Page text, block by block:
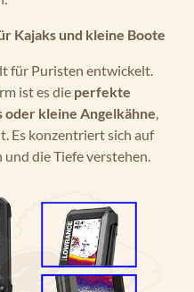
Kajaks und kleine Boote
für Puristen entwickelt.
ist es die perfekte
oder kleine Angelkähne,
Es konzentriert sich auf
die Tiefe verstehen.